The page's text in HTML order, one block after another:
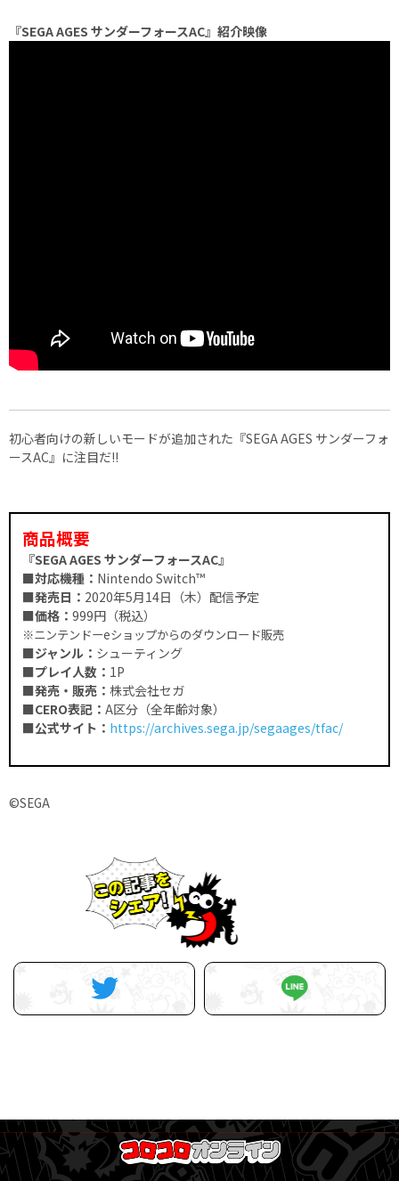
『SEGA AGES サンダーフォースAC』紹介映像
初心者向けの新しいモードが追加された『SEGA AGES サンダーフォ
ースAC』に注目だ!!
商品概要
『SEGA AGES サンダーフォースAC』
■対応機種： Nintendo Switch™
■発売日： 2020年5月14日（木）配信予定
■価格： 999円（税込）
※ニンテンドーeショップからのダウンロード販売
■ジャンル： シューティング
■プレイ人数： 1P
■発売・販売： 株式会社セガ
■CERO表記： A区分（全年齢対象）
■公式サイト： https://archives.sega.jp/segaages/tfac/
©SEGA